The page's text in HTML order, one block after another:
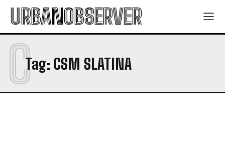
URBANOBSERVER
Tag: CSM SLATINA
C